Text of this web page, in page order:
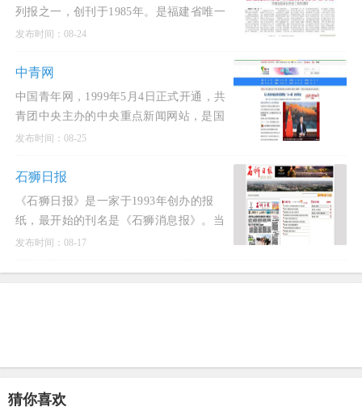
列报之一，创刊于1985年。是福建省唯一
一份定位于精英读者群的省级消费都市
发布时间：08-24
中青网
中国青年网，1999年5月4日正式开通，共
青团中央主办的中央重点新闻网站，是国
内最大的青年主流网站。中国青年网竭诚
发布时间：08-25
石狮日报
《石狮日报》是一家于1993年创办的报
纸，最开始的刊名是《石狮消息报》。当
时，它的发行范围仅限于石狮市内。然
发布时间：08-17
猜你喜欢